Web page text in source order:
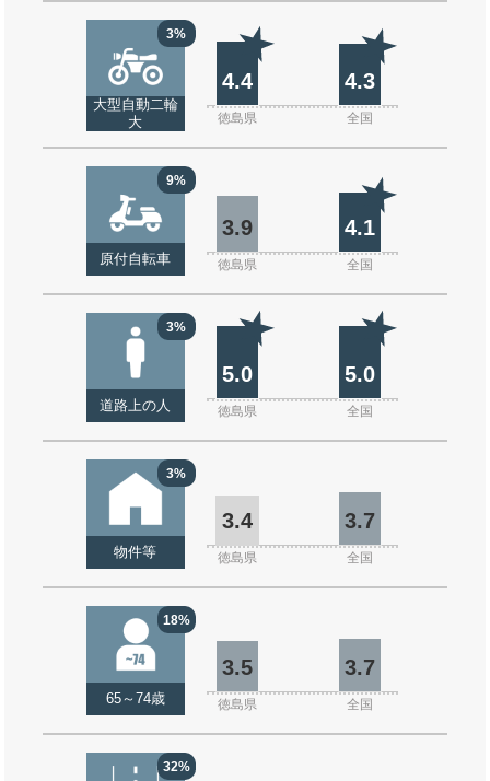
3%
大型自動二輪
大
4.4 4.3
徳島県 全国
9%
原付自転車
3.9 4.1
徳島県 全国
3%
道路上の人
5.0 5.0
徳島県 全国
3%
物件等
3.4 3.7
徳島県 全国
18%
65～74歳
3.5 3.7
徳島県 全国
32%